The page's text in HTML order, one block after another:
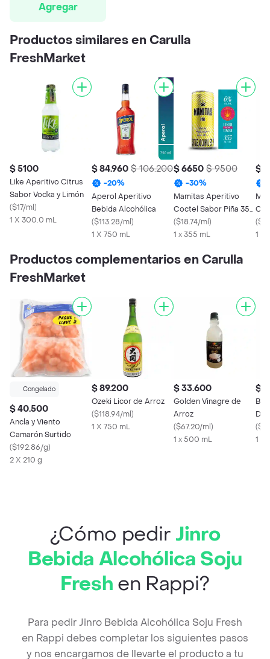
Agregar
Productos similares en Carulla
FreshMarket
$ 5100
Like Aperitivo Citrus
Sabor Vodka y Limón
($17/ml)
1 X 300.0 mL
$ 84.960 $ 106.200
-20%
Aperol Aperitivo
Bebida Alcohólica
($113.28/ml)
1 X 750 mL
$ 6650 $ 9500
-30%
Mamitas Aperitivo
Coctel Sabor Piña 355
mL
($18.74/ml)
1 x 355 mL
$
(
1 x
Productos complementarios en Carulla
FreshMarket
Congelado
$ 40.500
Ancla y Viento
Camarón Surtido
($192.86/g)
2 X 210 g
$ 89.200
Ozeki Licor de Arroz
($118.94/ml)
1 X 750 mL
$ 33.600
Golden Vinagre de
Arroz
($67.20/ml)
1 x 500 mL
$
(
1 X
¿Cómo pedir Jinro
Bebida Alcohólica Soju
Fresh en Rappi?
Para pedir Jinro Bebida Alcohólica Soju Fresh
en Rappi debes completar los siguientes pasos
y nos encargamos de llevarte el producto a tu